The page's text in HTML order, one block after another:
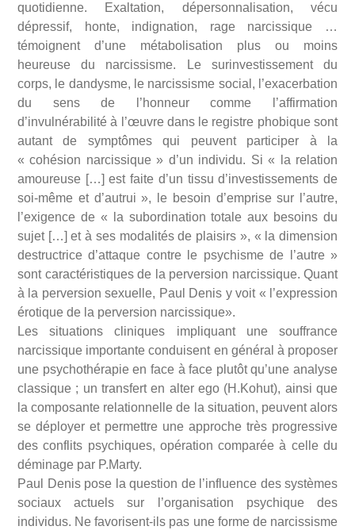
quotidienne. Exaltation, dépersonnalisation, vécu
dépressif, honte, indignation, rage narcissique …
témoignent d’une métabolisation plus ou moins
heureuse du narcissisme. Le surinvestissement du
corps, le dandysme, le narcissisme social, l’exacerbation
du sens de l’honneur comme l’affirmation
d’invulnérabilité à l’œuvre dans le registre phobique sont
autant de symptômes qui peuvent participer à la
« cohésion narcissique » d’un individu. Si « la relation
amoureuse […] est faite d’un tissu d’investissements de
soi-même et d’autrui », le besoin d’emprise sur l’autre,
l’exigence de « la subordination totale aux besoins du
sujet […] et à ses modalités de plaisirs », « la dimension
destructrice d’attaque contre le psychisme de l’autre »
sont caractéristiques de la perversion narcissique. Quant
à la perversion sexuelle, Paul Denis y voit « l’expression
érotique de la perversion narcissique».
Les situations cliniques impliquant une souffrance
narcissique importante conduisent en général à proposer
une psychothérapie en face à face plutôt qu’une analyse
classique ; un transfert en alter ego (H.Kohut), ainsi que
la composante relationnelle de la situation, peuvent alors
se déployer et permettre une approche très progressive
des conflits psychiques, opération comparée à celle du
déminage par P.Marty.
Paul Denis pose la question de l’influence des systèmes
sociaux actuels sur l’organisation psychique des
individus. Ne favorisent-ils pas une forme de narcissisme